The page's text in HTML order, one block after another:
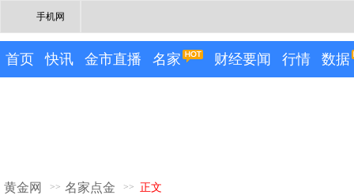
手机网
首页 快讯 金市直播 名家 财经要闻 行情 数据
黄金网 >> 名家点金 >> 正文